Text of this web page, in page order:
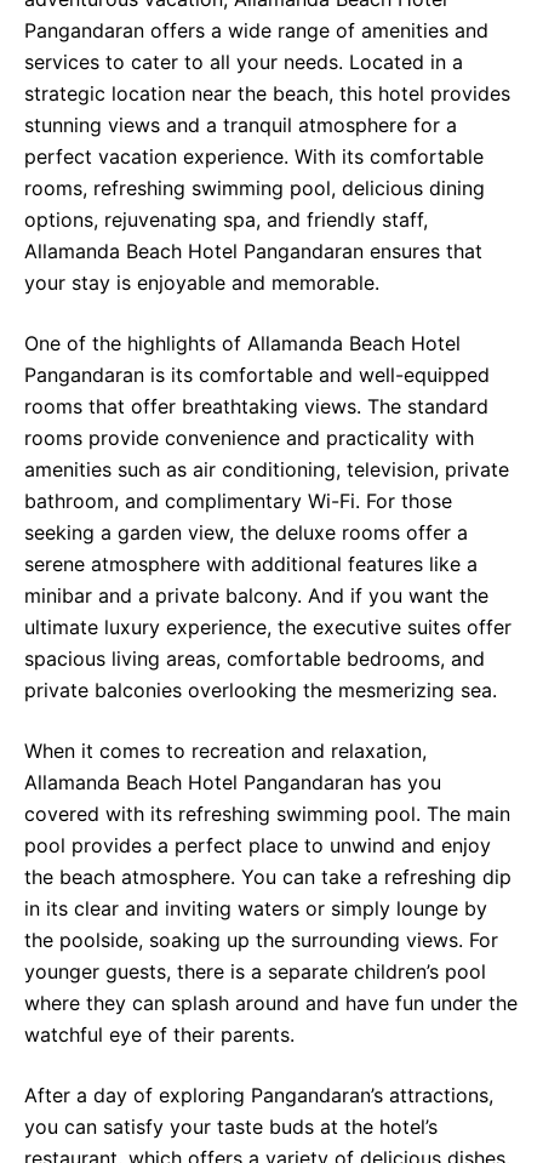
Pangandaran offers a wide range of amenities and
services to cater to all your needs. Located in a
strategic location near the beach, this hotel provides
stunning views and a tranquil atmosphere for a
perfect vacation experience. With its comfortable
rooms, refreshing swimming pool, delicious dining
options, rejuvenating spa, and friendly staff,
Allamanda Beach Hotel Pangandaran ensures that
your stay is enjoyable and memorable.
One of the highlights of Allamanda Beach Hotel
Pangandaran is its comfortable and well-equipped
rooms that offer breathtaking views. The standard
rooms provide convenience and practicality with
amenities such as air conditioning, television, private
bathroom, and complimentary Wi-Fi. For those
seeking a garden view, the deluxe rooms offer a
serene atmosphere with additional features like a
minibar and a private balcony. And if you want the
ultimate luxury experience, the executive suites offer
spacious living areas, comfortable bedrooms, and
private balconies overlooking the mesmerizing sea.
When it comes to recreation and relaxation,
Allamanda Beach Hotel Pangandaran has you
covered with its refreshing swimming pool. The main
pool provides a perfect place to unwind and enjoy
the beach atmosphere. You can take a refreshing dip
in its clear and inviting waters or simply lounge by
the poolside, soaking up the surrounding views. For
younger guests, there is a separate children’s pool
where they can splash around and have fun under the
watchful eye of their parents.
After a day of exploring Pangandaran’s attractions,
you can satisfy your taste buds at the hotel’s
restaurant, which offers a variety of delicious dishes.